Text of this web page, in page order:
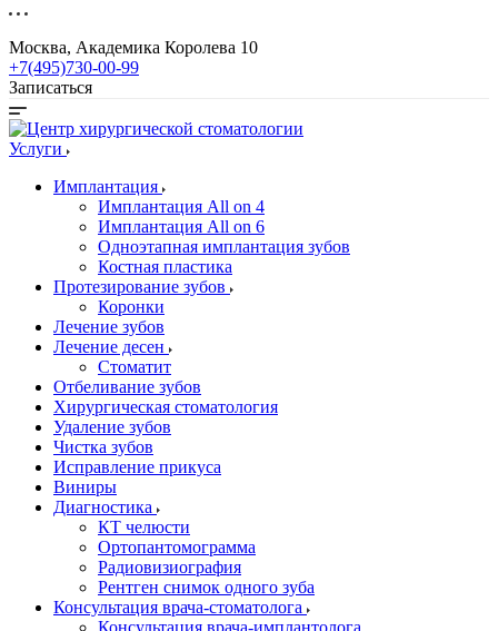
Москва, Академика Королева 10
+7(495)730-00-99
Записаться
Услуги
Имплантация
Имплантация All on 4
Имплантация All on 6
Одноэтапная имплантация зубов
Костная пластика
Протезирование зубов
Коронки
Лечение зубов
Лечение десен
Стоматит
Отбеливание зубов
Хирургическая стоматология
Удаление зубов
Чистка зубов
Исправление прикуса
Виниры
Диагностика
КТ челюсти
Ортопантомограмма
Радиовизиография
Рентген снимок одного зуба
Консультация врача-стоматолога
Консультация врача-имплантолога